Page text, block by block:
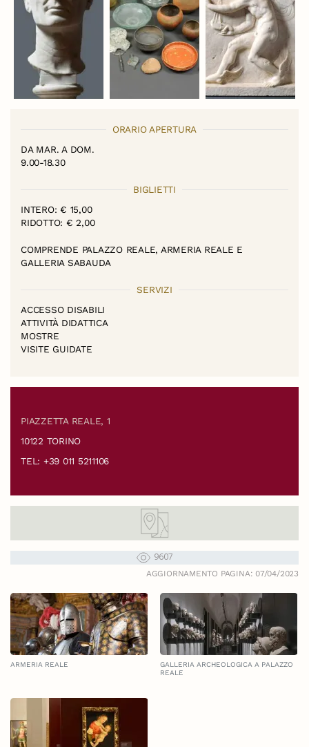
ORARIO APERTURA
DA MAR. A DOM.
9.00-18.30
BIGLIETTI
INTERO: € 15,00
RIDOTTO: € 2,00
COMPRENDE PALAZZO REALE, ARMERIA REALE E
GALLERIA SABAUDA
SERVIZI
ACCESSO DISABILI
ATTIVITÀ DIDATTICA
MOSTRE
VISITE GUIDATE
PIAZZETTA REALE, 1
10122 TORINO
TEL: +39 011 5211106
9607
AGGIORNAMENTO PAGINA: 07/04/2023
ARMERIA REALE
GALLERIA ARCHEOLOGICA A PALAZZO
REALE